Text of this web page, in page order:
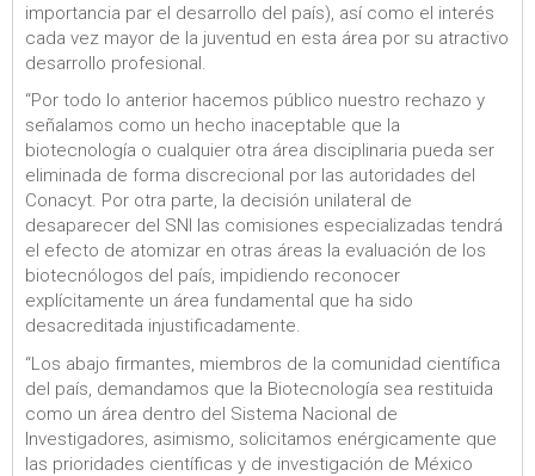
importancia par el desarrollo del país), así como el interés
cada vez mayor de la juventud en esta área por su atractivo
desarrollo profesional.
“Por todo lo anterior hacemos público nuestro rechazo y
señalamos como un hecho inaceptable que la
biotecnología o cualquier otra área disciplinaria pueda ser
eliminada de forma discrecional por las autoridades del
Conacyt. Por otra parte, la decisión unilateral de
desaparecer del SNI las comisiones especializadas tendrá
el efecto de atomizar en otras áreas la evaluación de los
biotecnólogos del país, impidiendo reconocer
explícitamente un área fundamental que ha sido
desacreditada injustificadamente.
“Los abajo firmantes, miembros de la comunidad científica
del país, demandamos que la Biotecnología sea restituida
como un área dentro del Sistema Nacional de
Investigadores, asimismo, solicitamos enérgicamente que
las prioridades científicas y de investigación de México